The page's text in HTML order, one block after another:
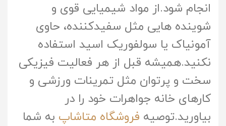
انجام شود.از مواد شیمیایی قوی و
شوینده هایی مثل سفیدکننده، حاوی
آمونیاک یا سولفوریک اسید استفاده
نکنید.همیشه قبل از هر فعالیت فیزیکی
سخت و پرتوان مثل تمرینات ورزشی و
کارهای خانه جواهرات خود را در
بیاورید.توصیه فروشگاه متاشاپ به شما